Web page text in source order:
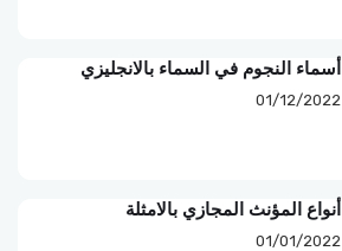
أسماء النجوم في السماء بالانجليزي
01/12/2022
أنواع المؤنث المجازي بالامثلة
01/01/2022